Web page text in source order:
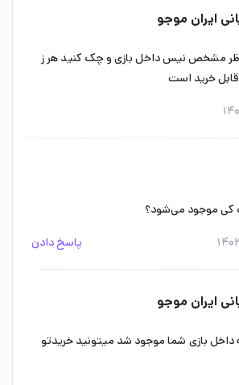
ایران موجو
مشخص نیس داخل بازی و چک کنید هر ز
خرید است
کی موجود می‌شود؟
پاسخ دادن
ایران موجو
داخل بازی شما موجود شد میتونید خریدتو